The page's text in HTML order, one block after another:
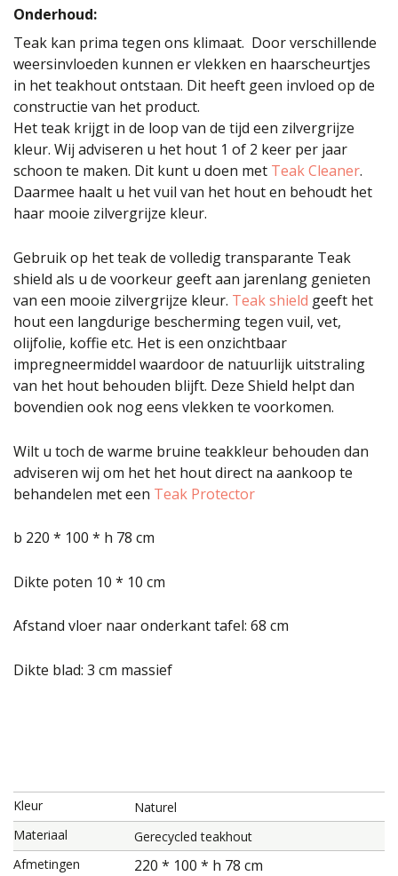
Onderhoud:
Teak kan prima tegen ons klimaat. Door verschillende
weersinvloeden kunnen er vlekken en haarscheurtjes
in het teakhout ontstaan. Dit heeft geen invloed op de
constructie van het product.
Het teak krijgt in de loop van de tijd een zilvergrijze
kleur. Wij adviseren u het hout 1 of 2 keer per jaar
schoon te maken. Dit kunt u doen met Teak Cleaner.
Daarmee haalt u het vuil van het hout en behoudt het
haar mooie zilvergrijze kleur.
Gebruik op het teak de volledig transparante Teak
shield als u de voorkeur geeft aan jarenlang genieten
van een mooie zilvergrijze kleur. Teak shield geeft het
hout een langdurige bescherming tegen vuil, vet,
olijfolie, koffie etc. Het is een onzichtbaar
impregneermiddel waardoor de natuurlijk uitstraling
van het hout behouden blijft. Deze Shield helpt dan
bovendien ook nog eens vlekken te voorkomen.
Wilt u toch de warme bruine teakkleur behouden dan
adviseren wij om het het hout direct na aankoop te
behandelen met een Teak Protector
b 220 * 100 * h 78 cm
Dikte poten 10 * 10 cm
Afstand vloer naar onderkant tafel: 68 cm
Dikte blad: 3 cm massief
Kleur
Naturel
Materiaal
Gerecycled teakhout
Afmetingen
220 * 100 * h 78 cm